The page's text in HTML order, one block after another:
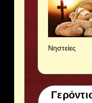
Νηστείες